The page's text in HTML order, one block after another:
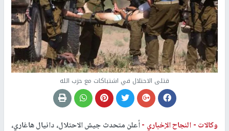
قتلى الاحتلال في اشتباكات مع حزب الله
وكالات -النجاح الإخباري -أعلن متحدث جيش الاحتلال، دانيال هاغاري،